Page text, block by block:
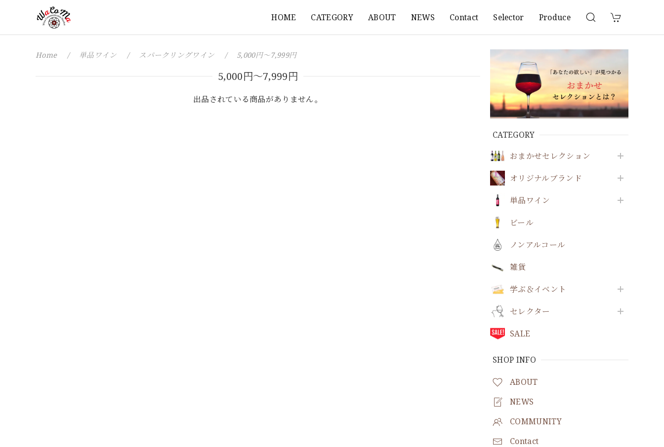
HOME CATEGORY ABOUT NEWS Contact Selector Produce
CATEGORY
おまかせセレクション
オリジナルブランド
単品ワイン
ビール
ノンアルコール
雑貨
学ぶ＆イベント
セレクター
SALE
SHOP INFO
ABOUT
NEWS
COMMUNITY
Contact
Home 単品ワイン スパークリングワイン 5,000円〜7,999円
5,000円〜7,999円
出品されている商品がありません。